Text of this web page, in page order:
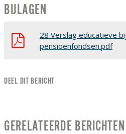
BIJLAGEN
28 Verslag educatieve
pensioenfondsen.pdf
DEEL DIT BERICHT
GERELATEERDE BERICHTEN